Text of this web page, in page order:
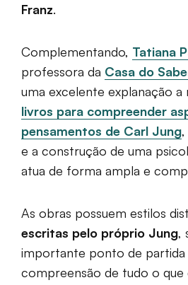
Franz.
Complementando, Tatiana
professora da Casa do
uma excelente explanação a
livros para compreender
pensamentos de Carl Jung,
e a construção de uma
atua de forma ampla e
As obras possuem estilos
escritas pelo próprio Jung,
importante ponto de partida
compreensão de tudo o que